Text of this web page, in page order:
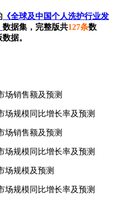
《全球及中国个人洗护行业发
数据集，完整版共127条数
据。
场销售额及预测
场规模同比增长率及预测
场销售额及预测
场规模同比增长率及预测
场规模及预测
场规模同比增长率及预测